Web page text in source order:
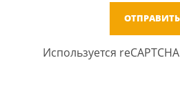
Используется reCAPTCHA